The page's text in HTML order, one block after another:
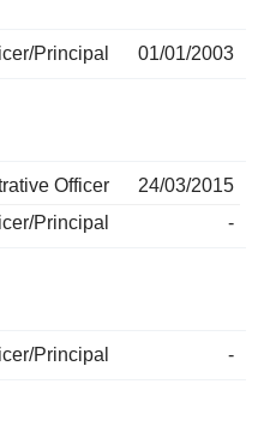
Principal 01/01/2003
Officer
24/03/2015
Principal
-
Principal -